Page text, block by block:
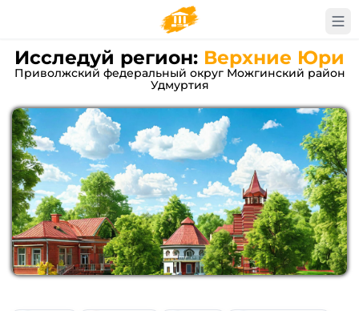
Исследуй регион: Верхние Юри
Приволжский федеральный округ Можгинский район
Удмуртия